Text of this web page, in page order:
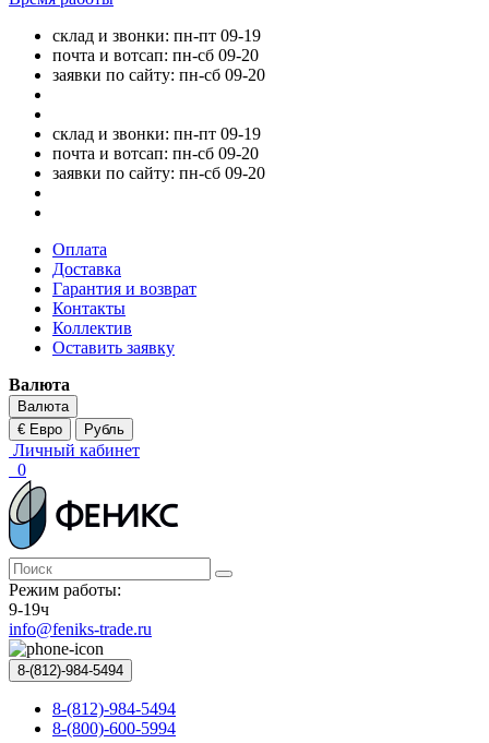
склад и звонки: пн-пт 09-19
почта и вотсап: пн-сб 09-20
заявки по сайту: пн-сб 09-20
склад и звонки: пн-пт 09-19
почта и вотсап: пн-сб 09-20
заявки по сайту: пн-сб 09-20
Оплата
Доставка
Гарантия и возврат
Контакты
Коллектив
Оставить заявку
Валюта
Валюта
€ Евро
Рубль
Личный кабинет
0
Режим работы:
9-19ч
info@feniks-trade.ru
8-(812)-984-5494
8-(812)-984-5494
8-(800)-600-5994